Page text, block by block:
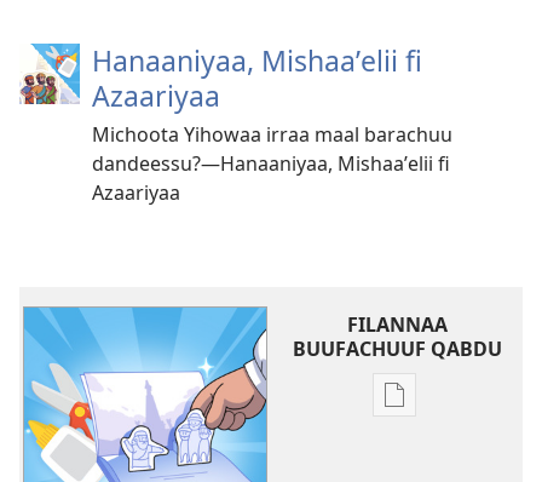
Hanaaniyaa, Mishaaʼelii fi
Azaariyaa
Michoota Yihowaa irraa maal barachuu
dandeessu?—Hanaaniyaa, Mishaaʼelii fi
Azaariyaa
FILANNAA
BUUFACHUUF QABDU
Filannaawwan